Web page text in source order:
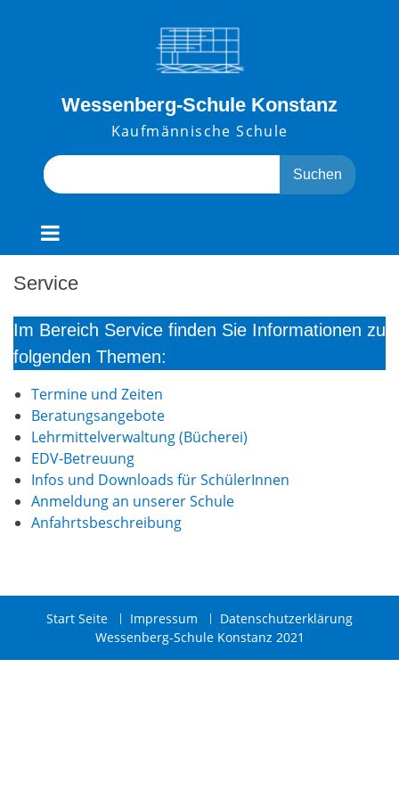
Wessenberg-Schule Konstanz
Kaufmännische Schule
Search
for:
Service
Im Bereich Service finden Sie Informationen zu
folgenden Themen:
Termine und Zeiten
Beratungsangebote
Lehrmittelverwaltung (Bücherei)
EDV-Betreuung
Infos und Downloads für SchülerInnen
Anmeldung an unserer Schule
Anfahrtsbeschreibung
Start Seite Impressum
Datenschutzerklärung
Wessenberg-Schule Konstanz 2021